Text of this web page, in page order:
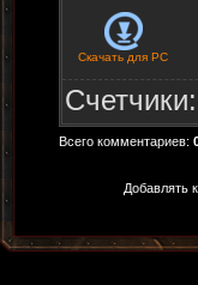
Скачать для PC
Счетчики
Всего комментариев:
Добавлять